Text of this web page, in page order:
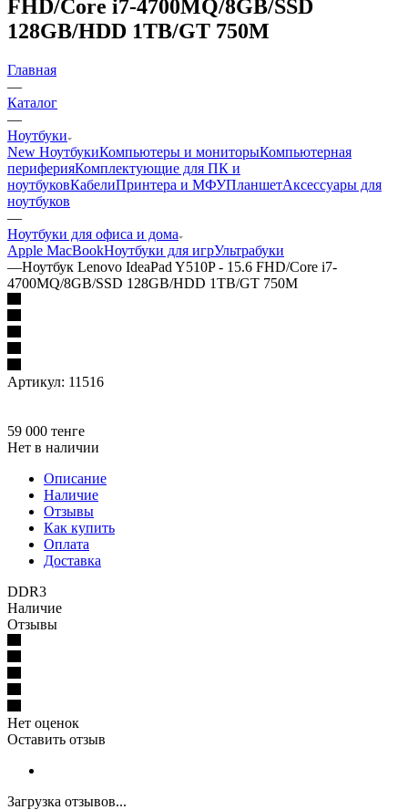
FHD/Core i7-4700MQ/8GB/SSD
128GB/HDD 1TB/GT 750M
Главная
—
Каталог
—
Ноутбуки
New НоутбукиКомпьютеры и мониторыКомпьютерная
периферияКомплектующие для ПК и
ноутбуковКабелиПринтера и МФУПланшетАксессуары для
ноутбуков
—
Ноутбуки для офиса и дома
Apple MacBookНоутбуки для игрУльтрабуки
—Ноутбук Lenovo IdeaPad Y510P - 15.6 FHD/Core i7-
4700MQ/8GB/SSD 128GB/HDD 1TB/GT 750M
Артикул: 11516
59 000 тенге
Нет в наличии
Описание
Наличие
Отзывы
Как купить
Оплата
Доставка
DDR3
Наличие
Отзывы
Нет оценок
Оставить отзыв
Загрузка отзывов...